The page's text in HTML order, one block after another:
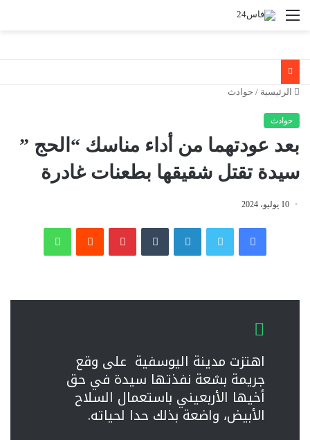
القائمة
الرئيسية / حوادث
حوادث
بعد عودتهما من أداء مناسك “الحج ”
سيدة تقتل شقيقها بطعنات غادرة
10 يوليو، 2024
فيسبوك لينكدإن بينتيريست
اهتزت مدينة اليوسفية على وقع
جريمة بشعة نفذتها سيدة في حق
أخيها الأربعيني باستعمال السلاح
الأبيض، واضعة بذلك حدا لحياته.